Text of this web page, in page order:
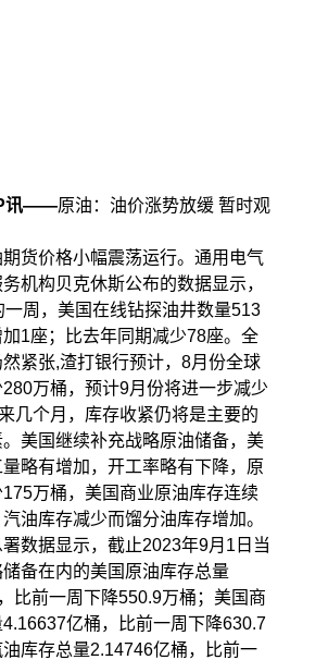
讯——原油：油价涨势放缓 暂时观
货价格小幅震荡运行。通用电气
机构贝克休斯公布的数据显示，
周，美国在线钻探油井数量513
1座；比去年同期减少78座。全
紧张,渣打银行预计，8月份全球
280万桶，预计9月份将进一步减少
几个月，库存收紧仍将是主要的
美国继续补充战略原油储备，美
量略有增加，开工率略有下降，原
万桶，美国商业原油库存连续
油库存减少而馏分油库存增加。
数据显示，截止2023年9月1日当
备在内的美国原油库存总量
比前一周下降550.9万桶；美国商
亿桶，比前一周下降630.7
库存总量2.14746亿桶，比前一